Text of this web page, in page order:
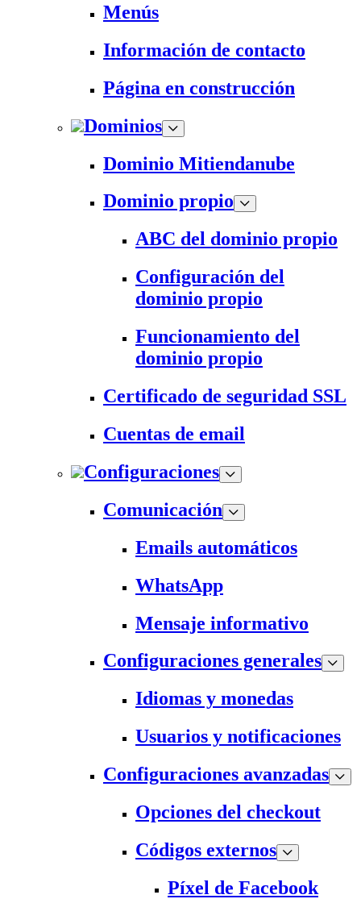
Menús
Información de contacto
Página en construcción
Dominios
Dominio Mitiendanube
Dominio propio
ABC del dominio propio
Configuración del
dominio propio
Funcionamiento del
dominio propio
Certificado de seguridad SSL
Cuentas de email
Configuraciones
Comunicación
Emails automáticos
WhatsApp
Mensaje informativo
Configuraciones generales
Idiomas y monedas
Usuarios y notificaciones
Configuraciones avanzadas
Opciones del checkout
Códigos externos
Píxel de Facebook